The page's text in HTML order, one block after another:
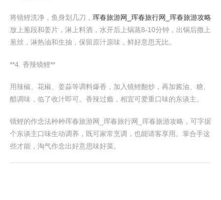
将镜鲤洗净，鱼身划几刀， 珲春旅游网_珲春旅行网_珲春旅游攻略
放上葱段和姜片，淋上料酒，水开后上锅蒸8-10分钟，出锅后撒上
葱丝，淋热油和生抽，保留原汁原味，鲜好意思无比。
**4. 香辣镜鲤**
用辣椒、花椒、姜蒜等调料爆香，加入镜鲤翻炒，再加酱油、糖、
醋调味，临了收汁即可。香辣过瘾，相宜可爱重口味的东谈主。
镜鲤的作念法种种珲春旅游网_珲春旅行网_珲春旅游攻略，可字据
个东谈主口味生动调养，既可家常烹调，也能请客享用。掌合手这
些才能，淘气作念出好意思味好菜。